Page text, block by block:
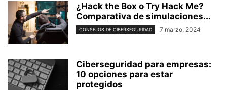
¿Hack the Box o Try Hack Me?
Comparativa de simulaciones...
CONSEJOS DE CIBERSEGURIDAD 7 marzo, 2024
Ciberseguridad para empresas:
10 opciones para estar
protegidos